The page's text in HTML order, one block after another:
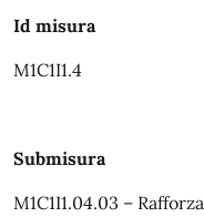
Id misura
M1C1I1.4
Submisura
M1C1I1.04.03 –